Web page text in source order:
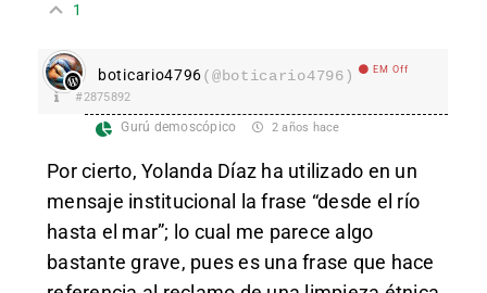
1
boticario4796(@boticario4796) EM Off
#2875892
Gurú demoscópico 2 años hace
Por cierto, Yolanda Díaz ha utilizado en un
mensaje institucional la frase “desde el río
hasta el mar”; lo cual me parece algo
bastante grave, pues es una frase que hace